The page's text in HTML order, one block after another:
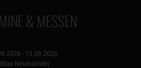
& MESSEN
- 13.09.2026
Neumünster